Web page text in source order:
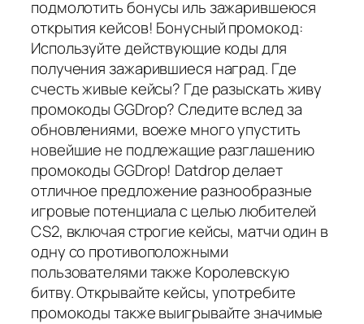
подмолотить бонусы иль зажарившеюся
открытия кейсов! Бонусный промокод:
Используйте действующие коды для
получения зажарившиеся наград. Где
счесть живые кейсы? Где разыскать живу
промокоды GGDrop? Следите вслед за
обновлениями, воеже много упустить
новейшие не подлежащие разглашению
промокоды GGDrop! Datdrop делает
отличное предложение разнообразные
игровые потенциала с целью любителей
CS2, включая строгие кейсы, матчи один в
одну со противоположными
пользователями также Королевскую
битву. Открывайте кейсы, употребите
промокоды также выигрывайте значимые